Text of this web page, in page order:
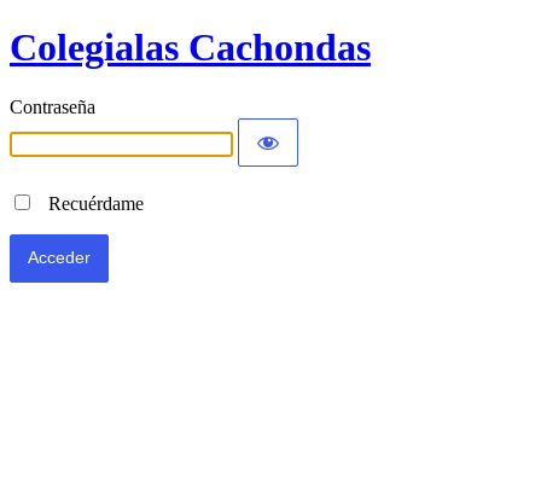
Colegialas Cachondas
Contraseña
Recuérdame